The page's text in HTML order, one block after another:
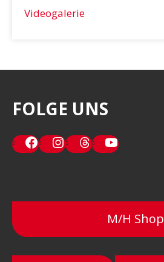
Videogalerie
FOLGE UNS
Facebook
Instagram
Threads
M/H Shop